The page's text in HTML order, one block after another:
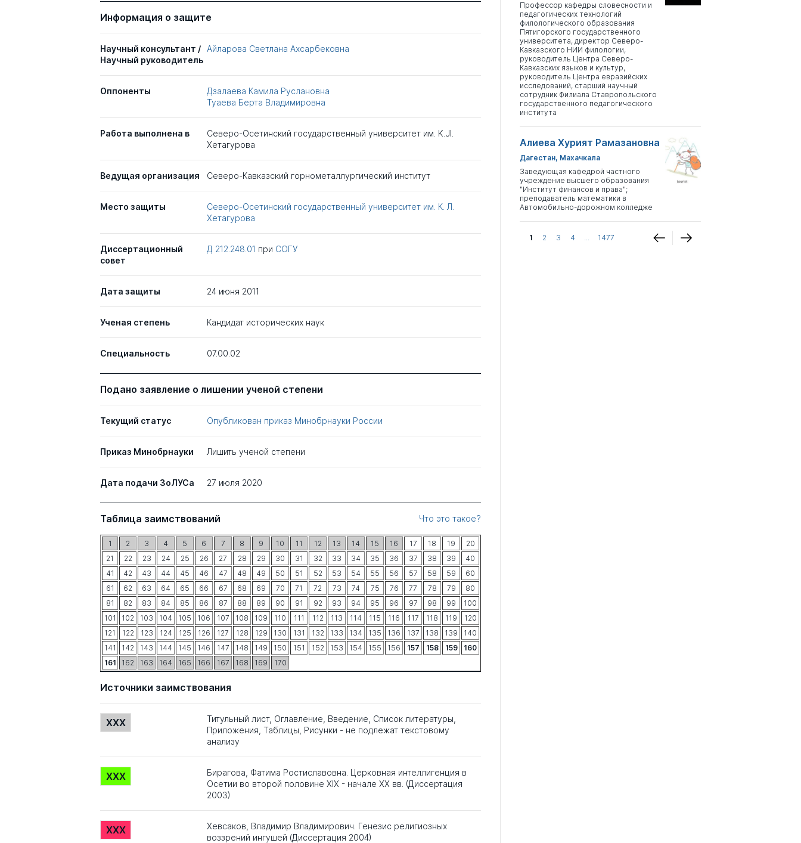
Информация о защите
Научный консультант /
Научный руководитель
Айларова Светлана Ахсарбековна
Оппоненты
Дзалаева Камила Руслановна
Туаева Берта Владимировна
Работа выполнена в
Северо-Осетинский государственный университет им. K.JI.
Хетагурова
Ведущая организация Северо-Кавказский горнометаллургический институт
Место защиты
Северо-Осетинский государственный университет им. К. Л.
Хетагурова
Диссертационный
совет
Д 212.248.01 при СОГУ
Дата защиты 24 июня 2011
Ученая степень Кандидат исторических наук
Специальность 07.00.02
Подано заявление о лишении ученой степени
Текущий статус Опубликован приказ Минобрнауки России
Приказ Минобрнауки Лишить ученой степени
Дата подачи ЗоЛУСа 27 июля 2020
Таблица заимствований Что это такое?
1 2 3 4 5 6 7 8 9 10 11 12 13 14 15 16 17 18 19
20
21
22 23 24 25 26 27 28 29 30 31 32 33 34 35 36 37 38 39
40
41
42 43 44 45 46 47 48 49 50 51 52 53 54 55 56 57 58 59
60
61
62 63 64 65 66 67 68 69 70 71 72 73 74 75 76 77 78 79
80
81
82 83 84 85 86 87 88 89 90 91 92 93 94 95 96 97 98 99
100
101
102 103 104 105 106 107 108 109 110 111 112 113 114 115 116 117 118 119
120
121
122 123 124 125 126 127 128 129 130 131 132 133 134 135 136 137 138 139
140
141
142 143 144 145 146 147 148 149 150 151 152 153 154 155 156 157 158 159
160
161
162 163 164 165 166 167 168 169 170
Источники заимствования
XXX
Титульный лист, Оглавление, Введение, Список литературы,
Приложения, Таблицы, Рисунки - не подлежат текстовому
анализу
XXX
Бирагова, Фатима Ростиславовна. Церковная интеллигенция в
Осетии во второй половине XIX - начале XX вв. (Диссертация
2003)
XXX
Хевсаков, Владимир Владимирович. Генезис религиозных
воззрений ингушей (Диссертация 2004)
Профессор кафедры словесности и
педагогических технологий
филологического образования
Пятигорского государственного
университета, директор Северо-
Кавказского НИИ филологии,
руководитель Центра Северо-
Кавказских языков и культур,
руководитель Центра евразийских
исследований, старший научный
сотрудник Филиала Ставропольского
государственного педагогического
института
Алиева Хурият Рамазановна
Дагестан, Махачкала
Заведующая кафедрой частного
учреждение высшего образования
"Институт финансов и права";
преподаватель математики в
Автомобильно-дорожном колледже
1 2 3 4 ... 1477